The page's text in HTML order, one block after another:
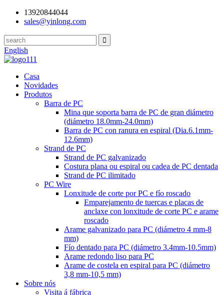
13920844044
sales@yinlong.com
English
Casa
Novidades
Produtos
Barra de PC
Mina que soporta barra de PC de gran diámetro
(diámetro 18.0mm-24.0mm)
Barra de PC con ranura en espiral (Dia.6.1mm-
12.6mm)
Strand de PC
Strand de PC galvanizado
Costura plana ou espiral ou cadea de PC dentada
Strand de PC ilimitado
PC Wire
Lonxitude de corte por PC e fío roscado
Emparejamento de tuercas e placas de
anclaxe con lonxitude de corte PC e arame
roscado
Arame galvanizado para PC (diámetro 4 mm-8
mm)
Fío dentado para PC (diámetro 3.4mm-10.5mm)
Arame redondo liso para PC
Arame de costela en espiral para PC (diámetro
3,8 mm-10,5 mm)
Sobre nós
Visita á fábrica